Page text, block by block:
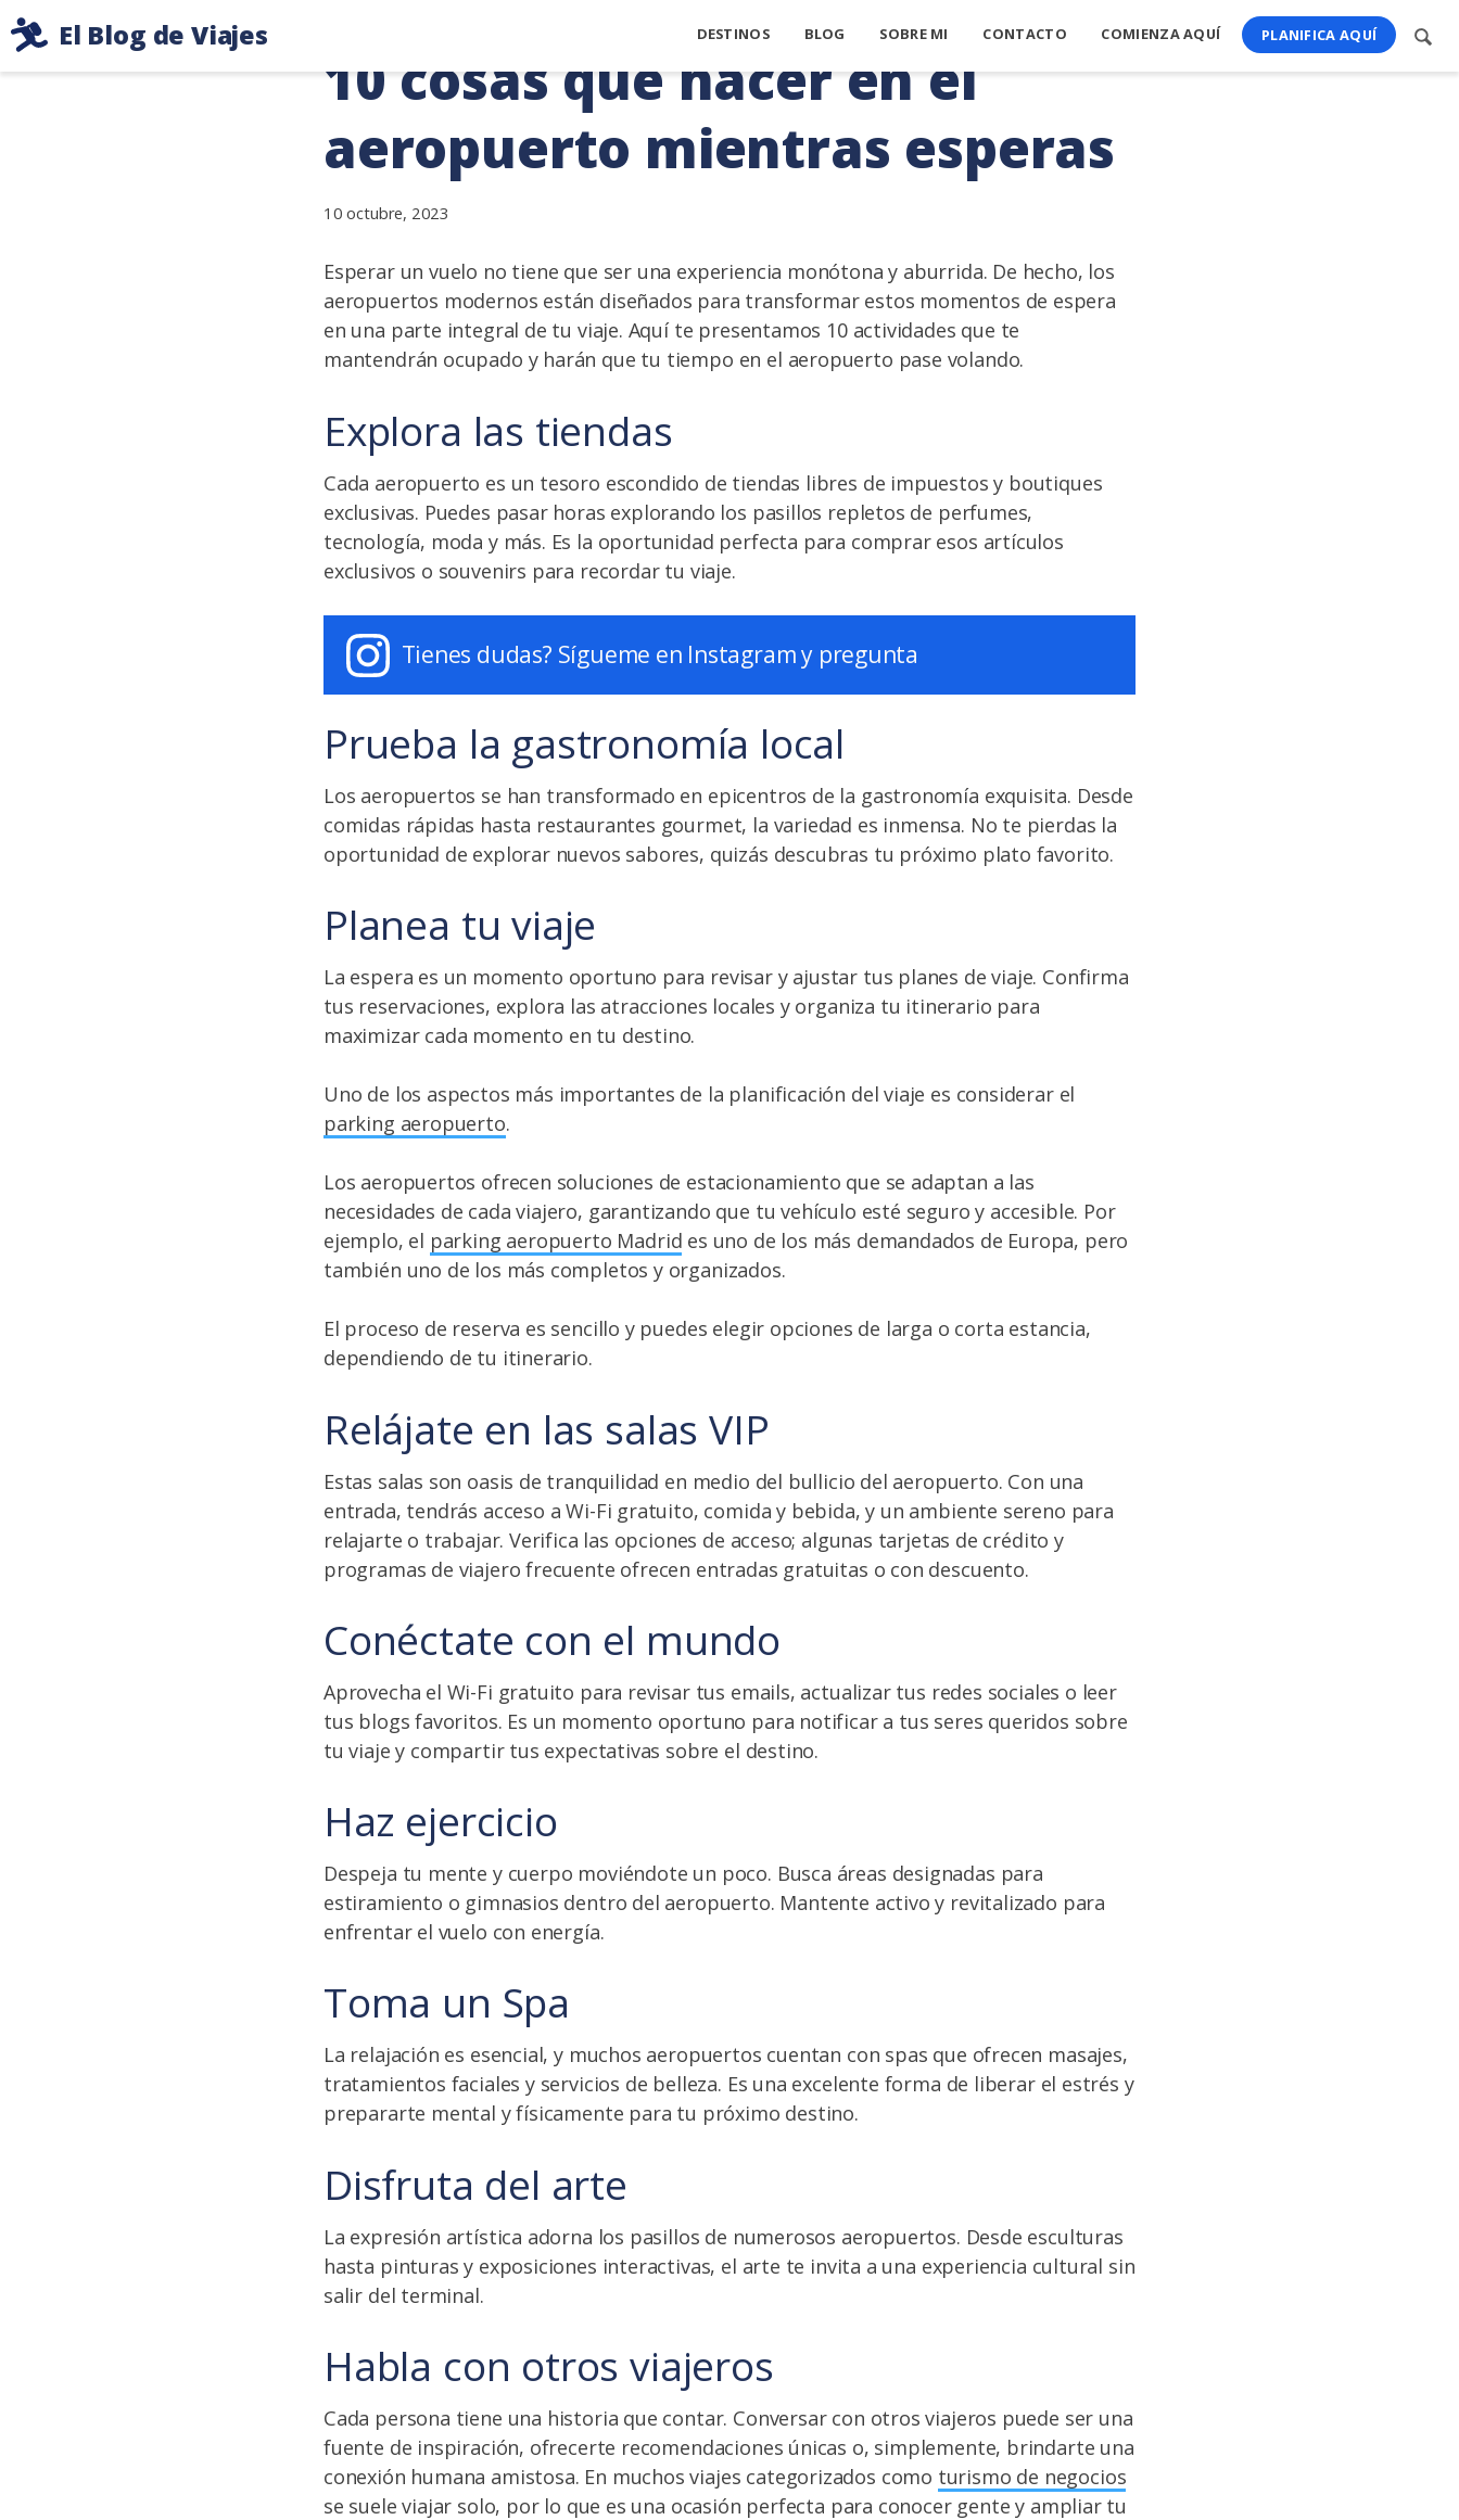
al
contenido
El Blog de Viajes
Consejos
DESTINOS BLOG SOBRE MI CONTACTO COMIENZA AQUÍ PLANIFICA AQUÍ
10 cosas que hacer en el
aeropuerto mientras esperas
10 octubre, 2023
Esperar un vuelo no tiene que ser una experiencia monótona y aburrida. De hecho, los
aeropuertos modernos están diseñados para transformar estos momentos de espera
en una parte integral de tu viaje. Aquí te presentamos 10 actividades que te
mantendrán ocupado y harán que tu tiempo en el aeropuerto pase volando.
Explora las tiendas
Cada aeropuerto es un tesoro escondido de tiendas libres de impuestos y boutiques
exclusivas. Puedes pasar horas explorando los pasillos repletos de perfumes,
tecnología, moda y más. Es la oportunidad perfecta para comprar esos artículos
exclusivos o souvenirs para recordar tu viaje.
Tienes dudas? Sígueme en Instagram y pregunta
Prueba la gastronomía local
Los aeropuertos se han transformado en epicentros de la gastronomía exquisita. Desde
comidas rápidas hasta restaurantes gourmet, la variedad es inmensa. No te pierdas la
oportunidad de explorar nuevos sabores, quizás descubras tu próximo plato favorito.
Planea tu viaje
La espera es un momento oportuno para revisar y ajustar tus planes de viaje. Confirma
tus reservaciones, explora las atracciones locales y organiza tu itinerario para
maximizar cada momento en tu destino.
Uno de los aspectos más importantes de la planificación del viaje es considerar el
parking aeropuerto.
Los aeropuertos ofrecen soluciones de estacionamiento que se adaptan a las
necesidades de cada viajero, garantizando que tu vehículo esté seguro y accesible. Por
ejemplo, el parking aeropuerto Madrid es uno de los más demandados de Europa, pero
también uno de los más completos y organizados.
El proceso de reserva es sencillo y puedes elegir opciones de larga o corta estancia,
dependiendo de tu itinerario.
Relájate en las salas VIP
Estas salas son oasis de tranquilidad en medio del bullicio del aeropuerto. Con una
entrada, tendrás acceso a Wi-Fi gratuito, comida y bebida, y un ambiente sereno para
relajarte o trabajar. Verifica las opciones de acceso; algunas tarjetas de crédito y
programas de viajero frecuente ofrecen entradas gratuitas o con descuento.
Conéctate con el mundo
Aprovecha el Wi-Fi gratuito para revisar tus emails, actualizar tus redes sociales o leer
tus blogs favoritos. Es un momento oportuno para notificar a tus seres queridos sobre
tu viaje y compartir tus expectativas sobre el destino.
Haz ejercicio
Despeja tu mente y cuerpo moviéndote un poco. Busca áreas designadas para
estiramiento o gimnasios dentro del aeropuerto. Mantente activo y revitalizado para
enfrentar el vuelo con energía.
Toma un Spa
La relajación es esencial, y muchos aeropuertos cuentan con spas que ofrecen masajes,
tratamientos faciales y servicios de belleza. Es una excelente forma de liberar el estrés y
prepararte mental y físicamente para tu próximo destino.
Disfruta del arte
La expresión artística adorna los pasillos de numerosos aeropuertos. Desde esculturas
hasta pinturas y exposiciones interactivas, el arte te invita a una experiencia cultural sin
salir del terminal.
Habla con otros viajeros
Cada persona tiene una historia que contar. Conversar con otros viajeros puede ser una
fuente de inspiración, ofrecerte recomendaciones únicas o, simplemente, brindarte una
conexión humana amistosa. En muchos viajes categorizados como turismo de negocios
se suele viajar solo, por lo que es una ocasión perfecta para conocer gente y ampliar tu